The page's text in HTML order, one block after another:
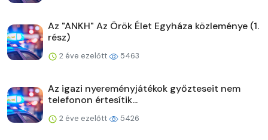
Az "ANKH" Az Örök Élet Egyháza közleménye (1.
rész)
2 éve ezelőtt 5463
Az igazi nyereményjátékok győzteseit nem
telefonon értesítik...
2 éve ezelőtt 5426